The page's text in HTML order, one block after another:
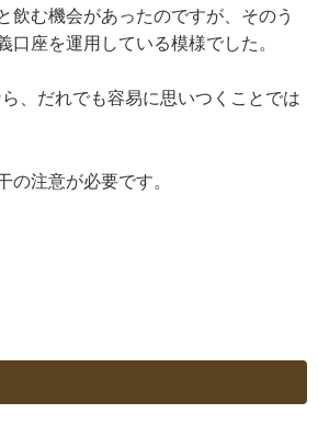
飲む機会があったのですが、そのう
口座を運用している模様でした。
、だれでも容易に思いつくことでは
の注意が必要です。